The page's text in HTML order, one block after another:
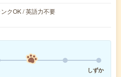
クOK / 英語力不要
しずか